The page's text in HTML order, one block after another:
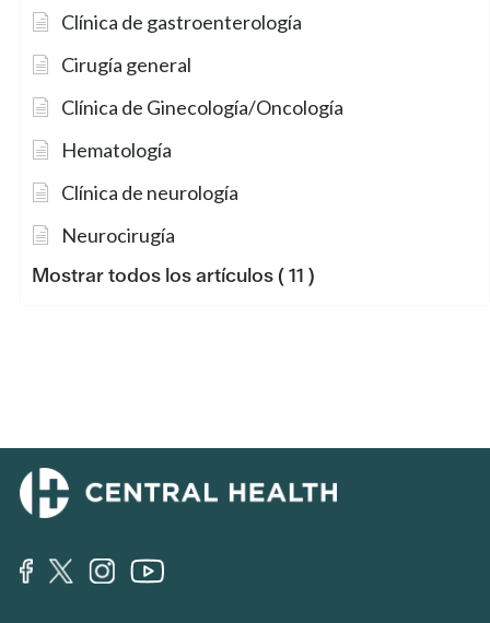
Clínica de gastroenterología
Cirugía general
Clínica de Ginecología/Oncología
Hematología
Clínica de neurología
Neurocirugía
Mostrar todos los artículos( 11 )